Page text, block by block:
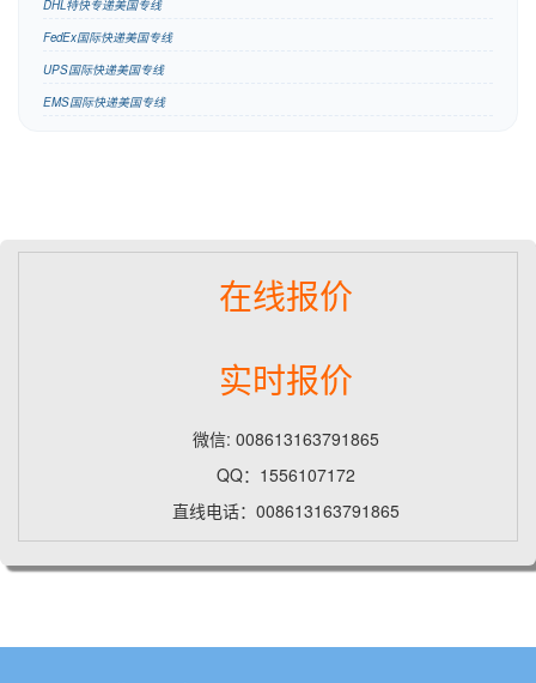
DHL特快专递美国专线
FedEx国际快递美国专线
UPS国际快递美国专线
EMS国际快递美国专线
在线报价
实时报价
微信: 008613163791865
QQ：1556107172
直线电话：008613163791865